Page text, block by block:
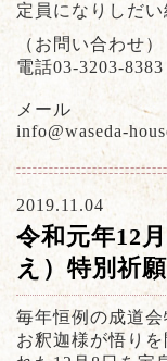
定員になりしだ
（お問い合わせ
電話03-3203-8383
メール
info@waseda-
2019.11.04
令和元年12
え）特別祈
毎年恒例の成道会
お釈迦様が悟り